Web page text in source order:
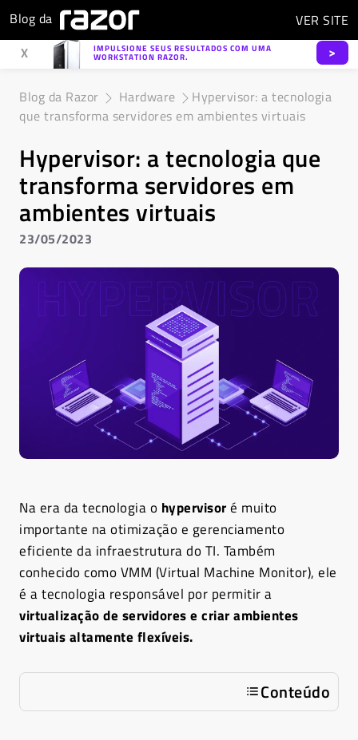
Blog da VER SITE
X
IMPULSIONE SEUS RESULTADOS COM UMA
WORKSTATION RAZOR. >
Blog da Razor Hardware
Hypervisor: a tecnologia
que transforma servidores em ambientes virtuais
Hypervisor: a tecnologia que
transforma servidores em
ambientes virtuais
23/05/2023
Na era da tecnologia o hypervisoré muito
importante na otimização e gerenciamento
eficiente da infraestrutura do TI. Também
conhecido como VMM (Virtual Machine Monitor), ele
é a tecnologia responsável por permitir a
virtualização de servidores e criar ambientes
virtuais altamente flexíveis.
Conteúdo